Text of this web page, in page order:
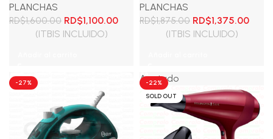
PLANCHAS
RD$1,600.00 El
precio
RD$1,100.00El
RD$1,100.00.
(ITBIS INCLUIDO)
PLANCHAS
RD$1,875.00 El
precio
RD$1,375.00El
(ITBIS INCLUIDO)
-27%
-22%
SOLD OUT
Agotado